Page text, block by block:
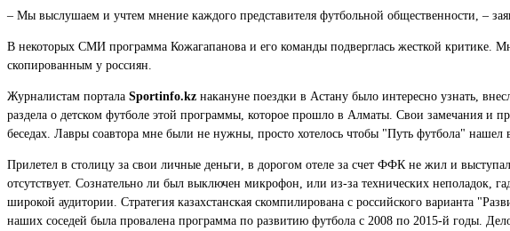
– Мы выслушаем и учтем мнение каждого представителя футбольной общественности, –
В некоторых СМИ программа Кожагапанова и его команды подверглась жесткой
скопированным у россиян.
Журналистам портала Sportinfo.kz накануне поездки в Астану было интересно узнать,
раздела о детском футболе этой программы, которое прошло в Алматы. Свои замечания и
беседах. Лавры соавтора мне были не нужны, просто хотелось чтобы "Путь футбола" нашел
Прилетел в столицу за свои личные деньги, в дорогом отеле за счет ФФК не жил и
отсутствует. Сознательно ли был выключен микрофон, или из-за технических
широкой аудитории. Стратегия казахстанская скомпилирована с российского варианта
наших соседей была провалена программа по развитию футбола с 2008 по 2015-й годы.